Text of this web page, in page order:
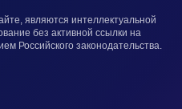
являются интеллектуальной
без активной ссылки на
Российского законодательства.